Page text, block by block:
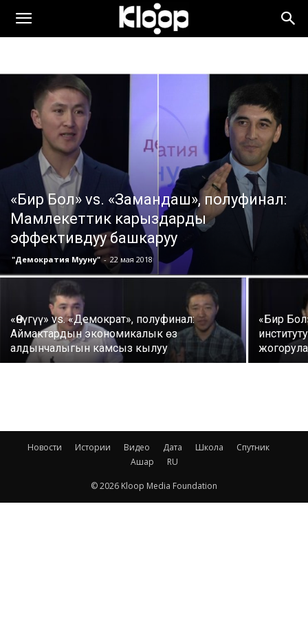
KLOOP.KG
Новости
Кыргызстана
«Бир Бол» vs. «Замандаш», полуфинал:
Мамлекеттик карыздарды
эффективдуу башкаруу
"Демократия Мууну" - 22 мая 2018
«Өнүгүү» vs. «Демократ», полуфинал:
Аймактардын экономикалык өз
алдынчалыгын камсыз кылуу
«Бир
Новости Истории Видео Дата Школа
Спутник
Ашар
RU
© 2026 Kloop Media Foundation